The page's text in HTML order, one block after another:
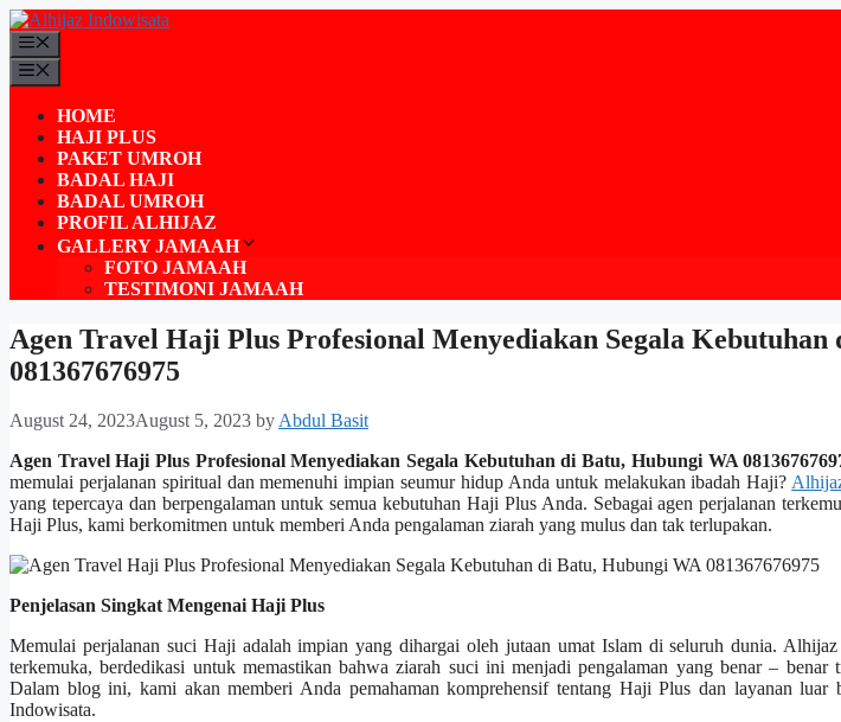
Skip
to
content
HOME
HAJI PLUS
PAKET UMROH
BADAL HAJI
BADAL UMROH
PROFIL ALHIJAZ
GALLERY JAMAAH
FOTO JAMAAH
TESTIMONI JAMAAH
Agen Travel Haji Plus Profesional Menyediakan Segala
081367676975
August 24, 2023August 5, 2023 byAbdul Basit
Agen Travel Haji Plus Profesional Menyediakan Segala Kebutuhan di Batu, Hubungi WA
memulai perjalanan spiritual dan memenuhi impian seumur hidup Anda untuk melakukan ibadah Haji?
yang tepercaya dan berpengalaman untuk semua kebutuhan Haji Plus Anda. Sebagai agen perjalanan
Haji Plus, kami berkomitmen untuk memberi Anda pengalaman ziarah yang mulus dan tak terlupakan.
Penjelasan Singkat Mengenai Haji Plus
Memulai perjalanan suci Haji adalah impian yang dihargai oleh jutaan umat Islam di seluruh dunia.
terkemuka, berdedikasi untuk memastikan bahwa ziarah suci ini menjadi pengalaman yang benar – benar
Dalam blog ini, kami akan memberi Anda pemahaman komprehensif tentang Haji Plus dan layanan luar
Indowisata.